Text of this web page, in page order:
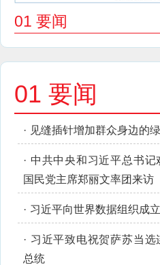
01 要闻
01 要闻
· 见缝插针增加群众身边的
· 中共中央和习近平总书记
国民党主席郑丽文率团来访
· 习近平向世界数据组织成
· 习近平致电祝贺萨苏当选
总统